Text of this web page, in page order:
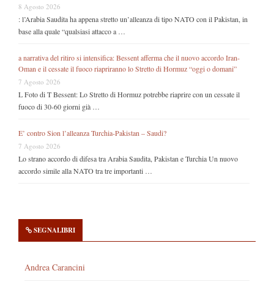
8 Agosto 2026
: l’Arabia Saudita ha appena stretto un’alleanza di tipo NATO con il Pakistan, in
base alla quale “qualsiasi attacco a …
a narrativa del ritiro si intensifica: Bessent afferma che il nuovo accordo Iran-
Oman e il cessate il fuoco riapriranno lo Stretto di Hormuz “oggi o domani”
7 Agosto 2026
L Foto di T Bessent: Lo Stretto di Hormuz potrebbe riaprire con un cessate il
fuoco di 30-60 giorni già …
E’ contro Sion l’alleanza Turchia-Pakistan – Saudi?
7 Agosto 2026
Lo strano accordo di difesa tra Arabia Saudita, Pakistan e Turchia Un nuovo
accordo simile alla NATO tra tre importanti …
SEGNALIBRI
Andrea Carancini